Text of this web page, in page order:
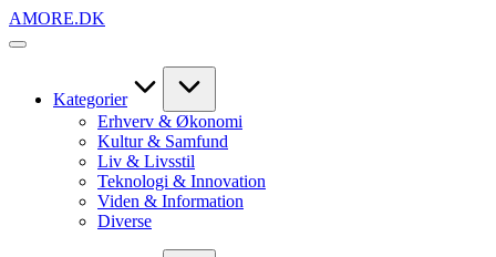
Skip
to
AMORE.DK
For
Kategorier
Erhverv & Økonomi
Kultur & Samfund
Liv & Livsstil
Teknologi & Innovation
Viden & Information
Diverse